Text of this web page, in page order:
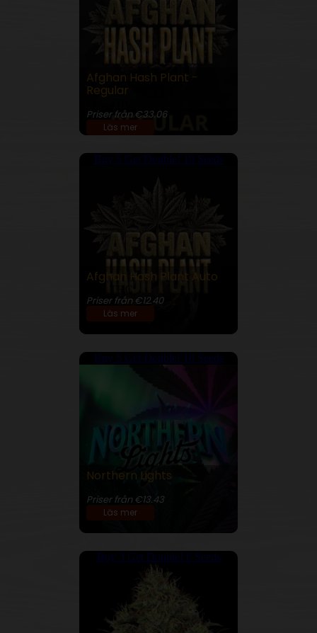
Afghan Hash Plant -
Regular
Priser från €33.06
Läs mer
Buy 5 Get Double! 10 Seeds
Afghan Hash Plant Auto
Priser från €12.40
Läs mer
Buy 5 Get Double! 10 Seeds
Northern Lights
Priser från €13.43
Läs mer
Buy 3 Get Double! 6 Seeds